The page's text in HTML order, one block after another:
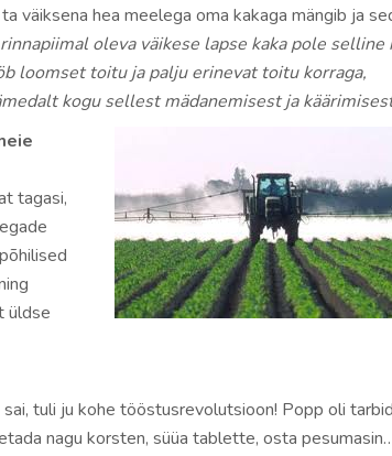
väiksena hea meelega oma kakaga mängib ja
oleva väikese lapse kaka pole selline
loomset toitu ja palju erinevat toitu korraga,
kogu sellest mädanemisest ja
tagasi,
üldse
tuli ju kohe tööstusrevolutsioon! Popp oli
nagu korsten, süüa tablette, osta